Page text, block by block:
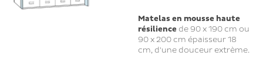
Matelas en moussehaute
résiliencede 90 x 190 cm ou
90 x 200 cm épaisseur 18
cm, d'une douceur extrème.